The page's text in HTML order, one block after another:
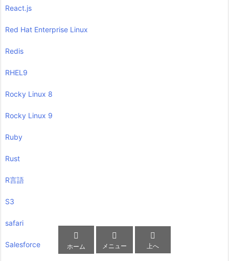
React.js
Red Hat Enterprise Linux
Redis
RHEL9
Rocky Linux 8
Rocky Linux 9
Ruby
Rust
R言語
S3
safari
Salesforce

ホーム

メニュー

上へ